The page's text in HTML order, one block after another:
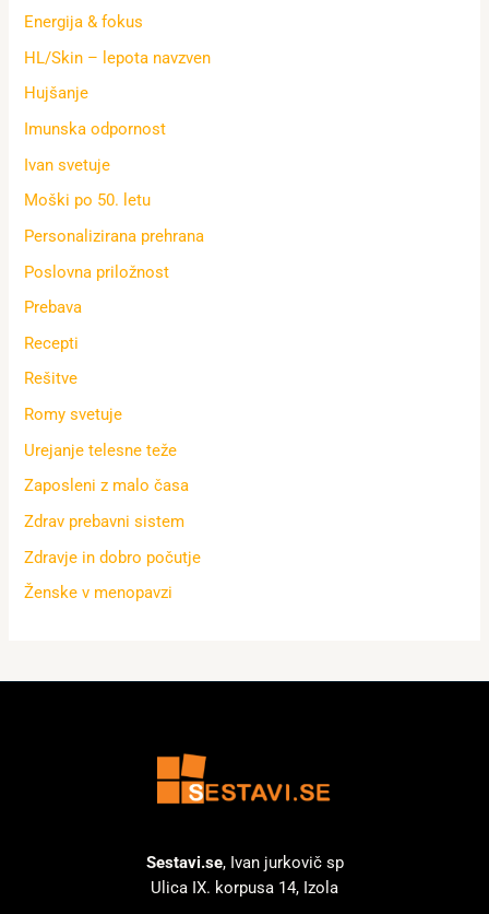
Energija & fokus
HL/Skin – lepota navzven
Hujšanje
Imunska odpornost
Ivan svetuje
Moški po 50. letu
Personalizirana prehrana
Poslovna priložnost
Prebava
Recepti
Rešitve
Romy svetuje
Urejanje telesne teže
Zaposleni z malo časa
Zdrav prebavni sistem
Zdravje in dobro počutje
Ženske v menopavzi
Sestavi.se, Ivan jurkovič sp
Ulica IX. korpusa 14, Izola